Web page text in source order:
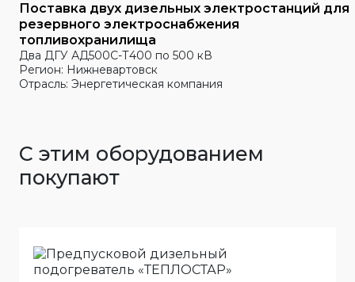
Поставка двух дизельных электростанций для
резервного электроснабжения
топливохранилища
Два ДГУ АД500С-Т400 по 500 кВ
Регион: Нижневартовск
Отрасль: Энергетическая компания
С этим оборудованием
покупают